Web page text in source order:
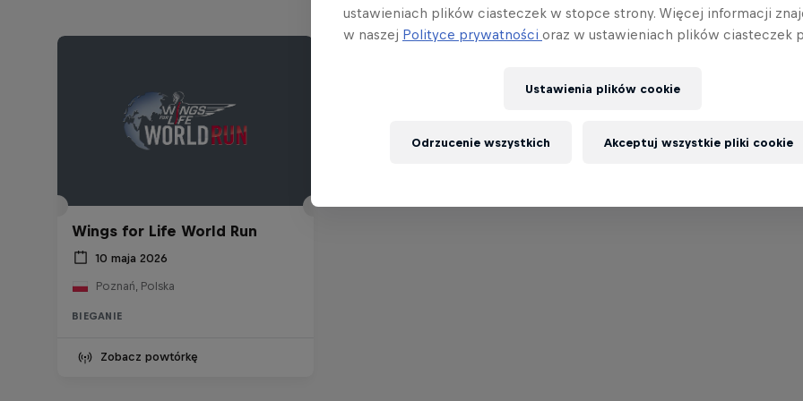
Wings for Life World Run
10 maja 2026
Poznań, Polska
BIEGANIE
Zobacz powtórkę
ustawieniach plików ciasteczek w stopce strony. Więcej informacji
w naszej Polityce prywatności oraz w ustawieniach plików ciasteczek
Ustawienia plików cookie
Odrzucenie wszystkich Akceptuj wszystkie pliki cookie